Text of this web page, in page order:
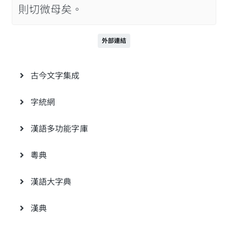
則切微母矣。
外部連結
古今文字集成
字統網
漢語多功能字庫
粵典
漢語大字典
漢典